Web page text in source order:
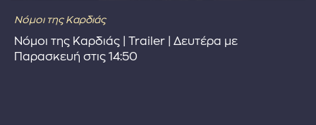
Νόμοι της Καρδιάς
Νόμοι της Καρδιάς | Trailer | Δευτέρα με
Παρασκευή στις 14:50